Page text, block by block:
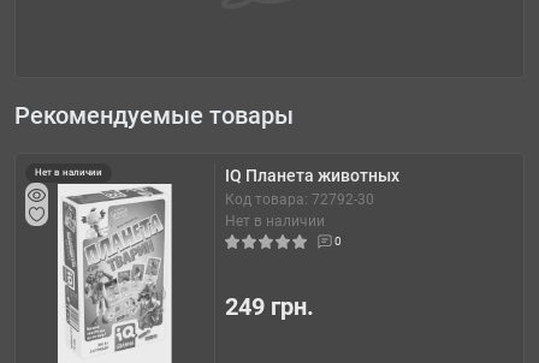
Рекомендуемые товары
Нет в наличии IQ Планета животных
Код товара: 72792-30
Нет в наличии
0
249 грн.